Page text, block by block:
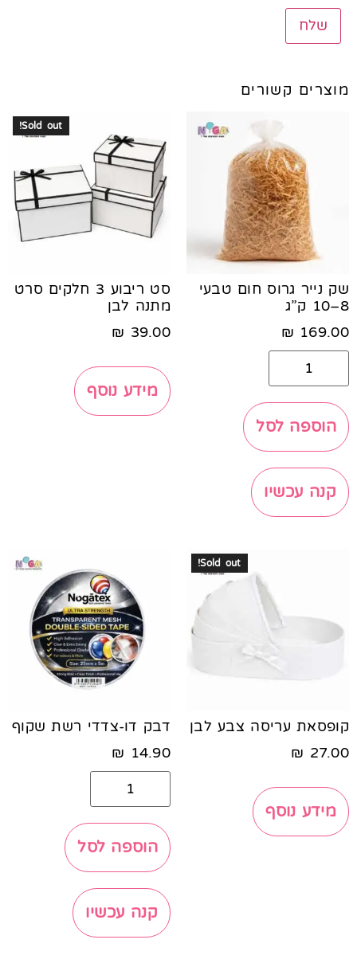
מוצרים קשורים
שק נייר גרוס חום טבעי
8–10 ק”ג
169.00
₪
הוספה לסל
קנה עכשיו
Sold out!
סט ריבוע 3 חלקים סרט
מתנה לבן
39.00
₪
מידע נוסף
Sold out!
קופסאת עריסה צבע לבן
27.00
₪
מידע נוסף
דבק דו-צדדי רשת שקוף
14.90
₪
הוספה לסל
קנה עכשיו